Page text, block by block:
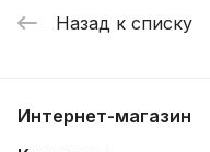
Назад к списку
Интернет-магазин